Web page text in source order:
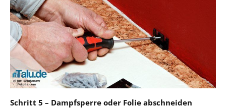
Schritt 5 – Dampfsperre oder Folie abschneiden